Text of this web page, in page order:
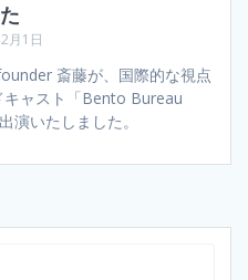
月1日
斎藤が、国際的な視点
ャスト「Bento Bureau
演いたしました。